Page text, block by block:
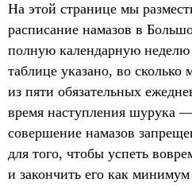
На этой странице мы
расписание намазов в
полную календарную
таблице указано, во
из пяти обязательных
время наступления шурука
совершение намазов
для того, чтобы успеть
и закончить его как